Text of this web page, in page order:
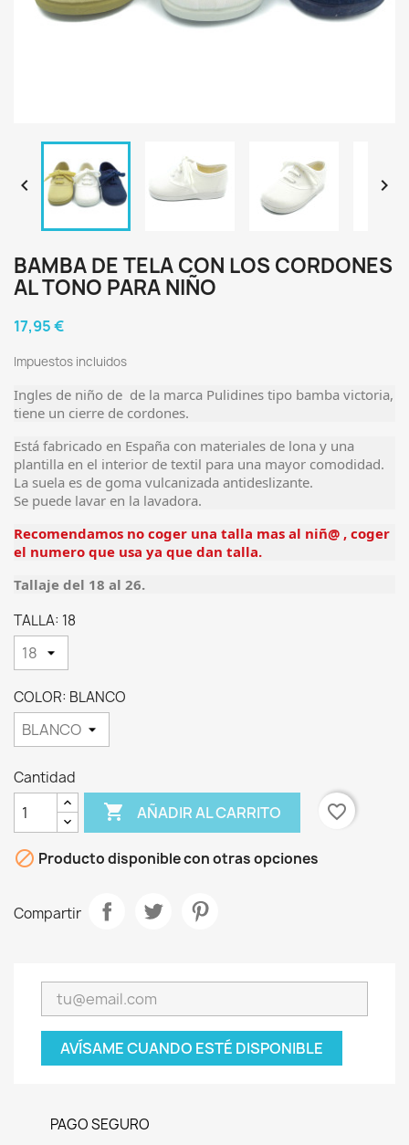
 
BAMBA DE TELA CON LOS CORDONES
AL TONO PARA NIÑO
17,95 €
Impuestos incluidos
Ingles de niño de de la marca Pulidines tipo bamba victoria,
tiene un cierre de cordones.
Está fabricado en España con materiales de lona y una
plantilla en el interior de textil para una mayor comodidad.
La suela es de goma vulcanizada antideslizante.
Se puede lavar en la lavadora.
Recomendamos no coger una talla mas al niñ@ , coger
el numero que usa ya que dan talla.
Tallaje del 18 al 26.
TALLA: 18
COLOR: BLANCO
Cantidad
 AÑADIR AL CARRITO favorite_border
 Producto disponible con otras opciones
Compartir
AVÍSAME CUANDO ESTÉ DISPONIBLE
PAGO SEGURO